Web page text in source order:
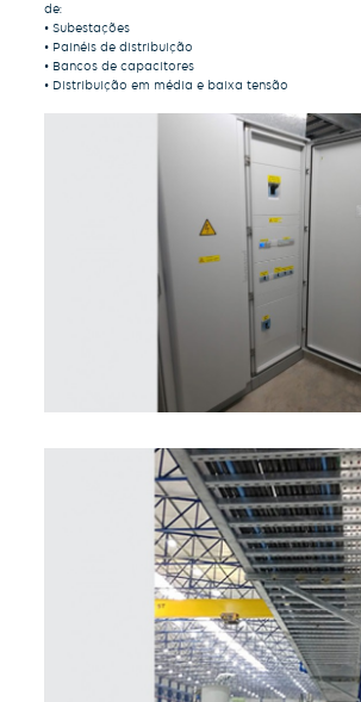
de:
• Subestações
• Painéis de distribuição
• Bancos de capacitores
• Distribuição em média e baixa tensão